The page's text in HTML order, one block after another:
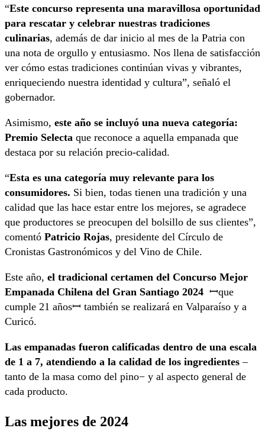
“Este concurso representa una maravillosa oportunidad
para rescatar y celebrar nuestras tradiciones
culinarias, además de dar inicio al mes de la Patria con
una nota de orgullo y entusiasmo. Nos llena de satisfacción
ver cómo estas tradiciones continúan vivas y vibrantes,
enriqueciendo nuestra identidad y cultura”, señaló el
gobernador.
Asimismo, este año se incluyó una nueva categoría:
Premio Selecta que reconoce a aquella empanada que
destaca por su relación precio-calidad.
“Esta es una categoría muy relevante para los
consumidores. Si bien, todas tienen una tradición y una
calidad que las hace estar entre los mejores, se agradece
que productores se preocupen del bolsillo de sus clientes”,
comentó Patricio Rojas, presidente del Círculo de
Cronistas Gastronómicos y del Vino de Chile.
Este año, el tradicional certamen del Concurso Mejor
Empanada Chilena del Gran Santiago 2024 ꟷque
cumple 21 añosꟷ también se realizará en Valparaíso y a
Curicó.
Las empanadas fueron calificadas dentro de una escala
de 1 a 7, atendiendo a la calidad de los ingredientes–
tanto de la masa como del pino− y al aspecto general de
cada producto.
Las mejores de 2024